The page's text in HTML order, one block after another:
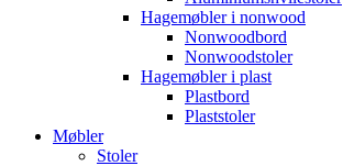
Hagemøbler i nonwood
Nonwoodbord
Nonwoodstoler
Hagemøbler i plast
Plastbord
Plaststoler
Møbler
Stoler